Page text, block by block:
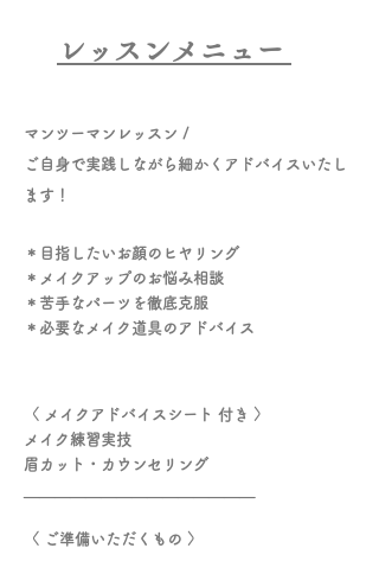
レッスンメニュー
マンツーマンレッスン /
ご自身で実践しながら細かくアドバイスいたし
ます！
＊目指したいお顔のヒヤリング
＊メイクアップのお悩み相談
＊苦手なパーツを徹底克服
＊必要なメイク道具のアドバイス
〈 メイクアドバイスシート 付き 〉
メイク練習実技
眉カット・カウンセリング
〈 ご準備いただくもの 〉